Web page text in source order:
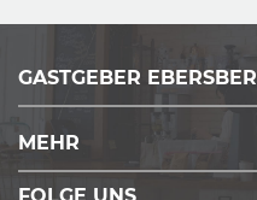
GASTGEBER
MEHR